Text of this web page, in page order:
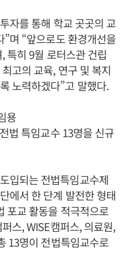
자를 통해 학교 곳곳의 교
며 “앞으로도 환경개선을
특히 9월 로터스관 건립
고의 교육, 연구 및 복지
노력하겠다”고 말했다.
용
법 특임교수 13명을 신규
입되는 전법특임교수제
에서 한 단계 발전한 형태
포교 활동을 적극적으로
스, WISE캠퍼스, 의료원,
13명이 전법특임교수로